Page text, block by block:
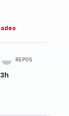
REPOS
3h